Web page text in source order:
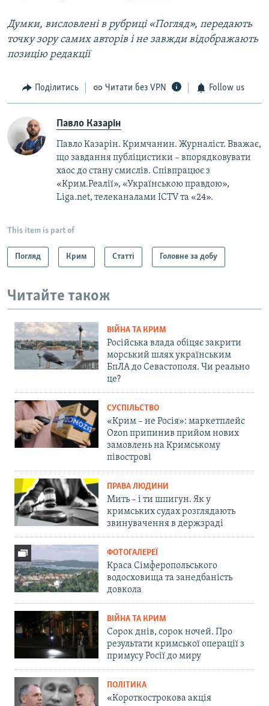
Думки, висловлені в рубриці «Погляд», передають
точку зору самих авторів і не завжди відображають
позицію редакції
Поділитись Читати без VPN Follow us
Павло Казарін
Павло Казарін. Кримчанин. Журналіст. Вважає,
що завдання публіцистики – впорядковувати
хаос до стану смислів. Співпрацює з
«Крим.Реалії», «Українською правдою»,
Liga.net, телеканалами ICTV та «24».
This item is part of
Погляд Крим Статті Головне за добу
Читайте також
ВІЙНА ТА КРИМ
Російська влада обіцяє закрити
морський шлях українським
БпЛА до Севастополя. Чи реально
це?
СУСПІЛЬСТВО
«Крим – не Росія»: маркетплейс
Ozon припинив прийом нових
замовлень на Кримському
півострові
ПРАВА ЛЮДИНИ
Мить – і ти шпигун. Як у
кримських судах розглядають
звинувачення в держзраді
ФОТОГАЛЕРЕЇ
Краса Сімферопольського
водосховища та занедбаність
довкола
ВІЙНА ТА КРИМ
Сорок днів, сорок ночей. Про
результати кримської операції з
примусу Росії до миру
ПОЛІТИКА
«Короткострокова акція